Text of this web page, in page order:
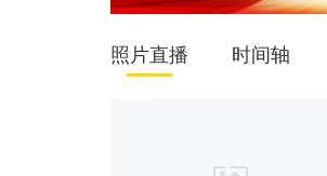
照片直播 时间轴